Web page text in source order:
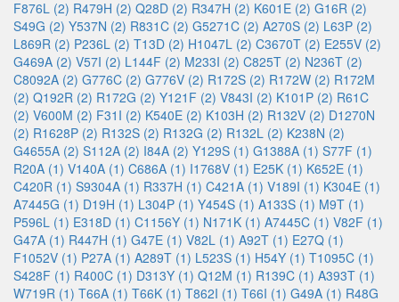
F876L (2) R479H (2) Q28D (2) R347H (2) K601E (2) G16R (2)
S49G (2) Y537N (2) R831C (2) G5271C (2) A270S (2) L63P (2)
L869R (2) P236L (2) T13D (2) H1047L (2) C3670T (2) E255V (2)
G469A (2) V57I (2) L144F (2) M233I (2) C825T (2) N236T (2)
C8092A (2) G776C (2) G776V (2) R172S (2) R172W (2) R172M
(2) Q192R (2) R172G (2) Y121F (2) V843I (2) K101P (2) R61C
(2) V600M (2) F31I (2) K540E (2) K103H (2) R132V (2) D1270N
(2) R1628P (2) R132S (2) R132G (2) R132L (2) K238N (2)
G4655A (2) S112A (2) I84A (2) Y129S (1) G1388A (1) S77F (1)
R20A (1) V140A (1) C686A (1) I1768V (1) E25K (1) K652E (1)
C420R (1) S9304A (1) R337H (1) C421A (1) V189I (1) K304E (1)
A7445G (1) D19H (1) L304P (1) Y454S (1) A133S (1) M9T (1)
P596L (1) E318D (1) C1156Y (1) N171K (1) A7445C (1) V82F (1)
G47A (1) R447H (1) G47E (1) V82L (1) A92T (1) E27Q (1)
F1052V (1) P27A (1) A289T (1) L523S (1) H54Y (1) T1095C (1)
S428F (1) R400C (1) D313Y (1) Q12M (1) R139C (1) A393T (1)
W719R (1) T66A (1) T66K (1) T862I (1) T66I (1) G49A (1) R48G